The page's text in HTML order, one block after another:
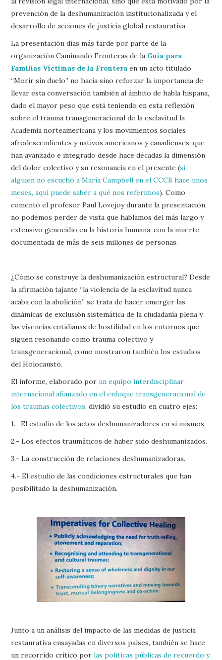
prevención de la deshumanización institucionalizada y el
desarrollo de acciones de justicia global restaurativa.
La presentación días más tarde por parte de la
organización Caminando Fronteras de la Guía para
Familias Víctimas de la Frontera en un acto titulado
“Morir sin duelo” no hacía sino reforzar la importancia de
llevar esta conversación también al ámbito de habla hispana,
dado el mayor peso que está teniendo en esta reflexión
sobre el trauma transgeneracional de la esclavitud la
Academia norteamericana y los movimientos sociales
afrodescendientes y nativos americanos y canadienses, que
han avanzado e integrado desde hace décadas la dimensión
del dolor colectivo y su resonancia en el presente (si
alguien no escuchó a María Campbell en el CCCB hace unos
meses, aquí puede saber a qué nos referimos). Como
comentó el profesor Paul Lovejoy durante la presentación,
no podemos perder de vista que hablamos del más largo y
extensivo genocidio en la historia humana, con la muerte
documentada de más de seis millones de personas.
¿Cómo se construye la deshumanización estructural? Desde
la afirmación tajante “la violencia de la esclavitud nunca
acaba con la abolición” se trata de hacer emerger las
dinámicas de exclusión sistemática de la ciudadanía plena y
las vivencias cotidianas de hostilidad en los entornos que
siguen resonando como trauma colectivo y
transgeneracional, como mostraron también los estudios
del Holocausto.
El informe, elaborado porun equipo interdisciplinar
internacional afianzado en el enfoque transgeneracional de
los traumas colectivos, dividió su estudio en cuatro ejes:
1.- El estudio de los actos deshumanizadores en sí mismos.
2.- Los efectos traumáticos de haber sido deshumanizados.
3.- La construcción de relaciones deshumanizadoras.
4.- El estudio de las condiciones estructurales que han
posibilitado la deshumanización.
Junto a un análisis del impacto de las medidas de justicia
restaurativa ensayadas en diversos países, también se hace
un recorrido crítico porlas políticas públicas de recuerdo y